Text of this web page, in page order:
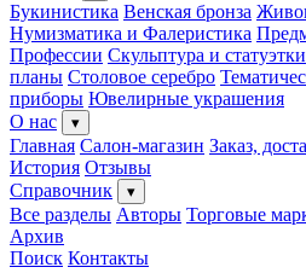
Букинистика Венская бронза
Нумизматика и Фалеристика
Профессии Скульптура и статуэтки
планы Столовое серебро
приборы Ювелирные украшения
О нас
▾
Главная Салон-магазин Заказ,
История Отзывы
Справочник
▾
Все разделы Авторы Торговые
Архив
Поиск Контакты